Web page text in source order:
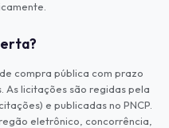
compra pública com prazo
licitações são regidas pela
e publicadas no PNCP.
eletrônico, concorrência,